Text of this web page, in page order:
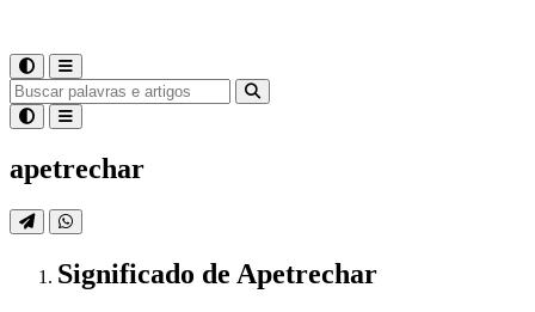
apetrechar
Significado de Apetrechar